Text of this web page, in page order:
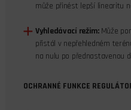
může přinést lepší linearitu
Vyhledávací režim: Může
přistál v nepřehledném
na nulu po přednastavenou
OCHRANNÉ FUNKCE